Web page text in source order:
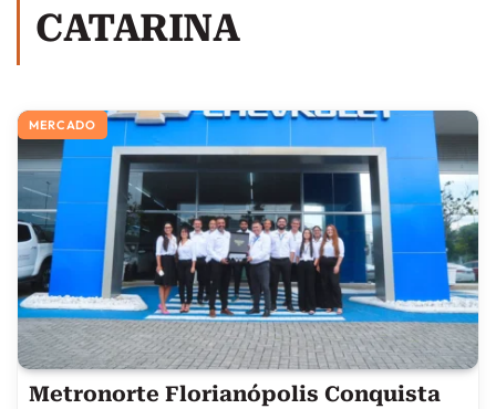
CATARINA
MERCADO
Metronorte Florianópolis Conquista